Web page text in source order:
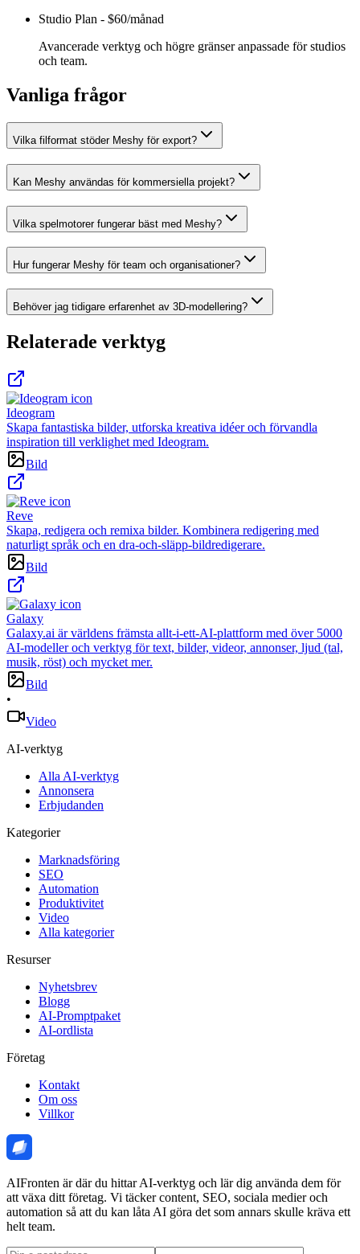
Studio Plan - $60/månad
Avancerade verktyg och högre gränser anpassade för studios
och team.
Vanliga frågor
Vilka filformat stöder Meshy för export?
Kan Meshy användas för kommersiella projekt?
Vilka spelmotorer fungerar bäst med Meshy?
Hur fungerar Meshy för team och organisationer?
Behöver jag tidigare erfarenhet av 3D-modellering?
Relaterade verktyg
Ideogram
Skapa fantastiska bilder, utforska kreativa idéer och förvandla
inspiration till verklighet med Ideogram.
Bild
Reve
Skapa, redigera och remixa bilder. Kombinera redigering med
naturligt språk och en dra-och-släpp-bildredigerare.
Bild
Galaxy
Galaxy.ai är världens främsta allt-i-ett-AI-plattform med över 5000
AI-modeller och verktyg för text, bilder, videor, annonser, ljud (tal,
musik, röst) och mycket mer.
Bild
•
Video
AI-verktyg
Alla AI-verktyg
Annonsera
Erbjudanden
Kategorier
Marknadsföring
SEO
Automation
Produktivitet
Video
Alla kategorier
Resurser
Nyhetsbrev
Blogg
AI-Promptpaket
AI-ordlista
Företag
Kontakt
Om oss
Villkor
AIFronten är där du hittar AI-verktyg och lär dig använda dem för
att växa ditt företag. Vi täcker content, SEO, sociala medier och
automation så att du kan låta AI göra det som annars skulle kräva ett
helt team.